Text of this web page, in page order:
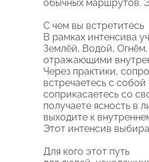
обычных маршрутов.
С чем вы встретитесь
В рамках интенсива
Землёй, Водой,
отражающими
Через практики,
встречаетесь с
соприкасаетесь со
получаете ясность в
выходите к
Этот интенсив
Для кого этот путь